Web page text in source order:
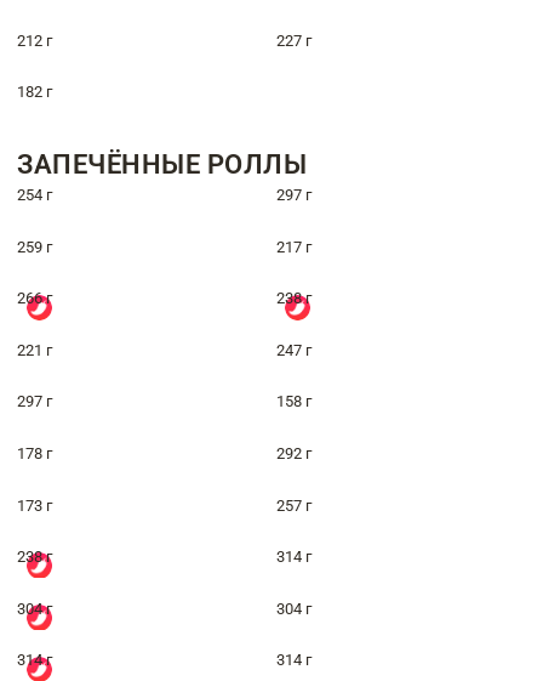
212 г 227 г
182 г
ЗАПЕЧЁННЫЕ РОЛЛЫ
254 г 297 г
259 г 217 г
266 г 238 г
221 г 247 г
297 г 158 г
178 г 292 г
173 г 257 г
238 г 314 г
304 г 304 г
314 г 314 г